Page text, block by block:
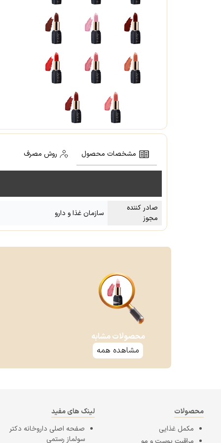
مشخصات محصول روش مصرف
صادر کننده
مجوز
سازمان غذا و دارو
محصولات مشابه
مشاهده همه
محصولات
مکمل غذایی
لینک های مفید
صفحه اصلی داروخانه دکتر
سولماز رستمی